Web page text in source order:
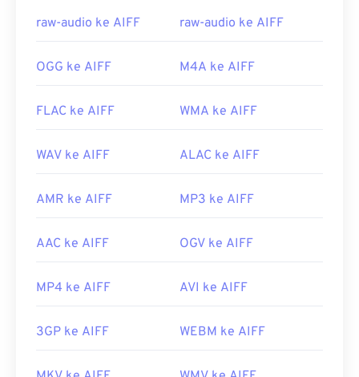
https://www.lifewire.com/aiff-aif-aifc-files-
raw-audio ke AIFF raw-audio ke AIFF
OGG ke AIFF M4A ke AIFF
FLAC ke AIFF WMA ke AIFF
WAV ke AIFF ALAC ke AIFF
AMR ke AIFF MP3 ke AIFF
AAC ke AIFF OGV ke AIFF
MP4 ke AIFF AVI ke AIFF
3GP ke AIFF WEBM ke AIFF